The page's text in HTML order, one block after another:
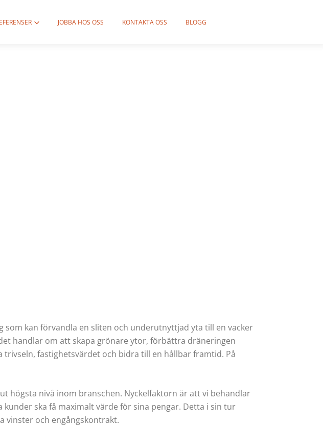
JOBBA HOS OSS KONTAKTA OSS BLOGG
som kan förvandla en sliten och underutnyttjad yta till en vacker
handlar om att skapa grönare ytor, förbättra dräneringen
fastighetsvärdet och bidra till en hållbar framtid. På
högsta nivå inom branschen. Nyckelfaktorn är att vi behandlar
ska få maximalt värde för sina pengar. Detta i sin tur
vinster och engångskontrakt.